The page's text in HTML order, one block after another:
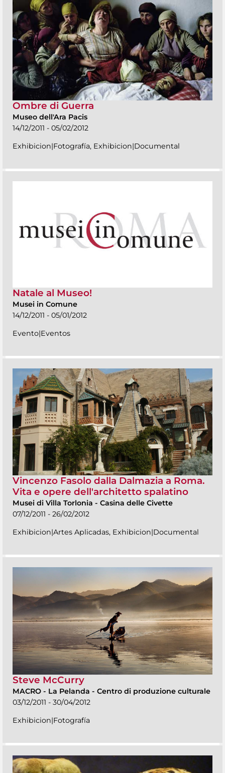
Ombre di Guerra
Museo dell'Ara Pacis
14/12/2011 - 05/02/2012
Exhibicion|Fotografía, Exhibicion|Documental
Natale al Museo!
Musei in Comune
14/12/2011 - 05/01/2012
Evento|Eventos
Vincenzo Fasolo dalla Dalmazia a Roma.
Vita e opere dell'architetto spalatino
Musei di Villa Torlonia - Casina delle Civette
07/12/2011 - 26/02/2012
Exhibicion|Artes Aplicadas, Exhibicion|Documental
Steve McCurry
MACRO - La Pelanda - Centro di produzione culturale
03/12/2011 - 30/04/2012
Exhibicion|Fotografía